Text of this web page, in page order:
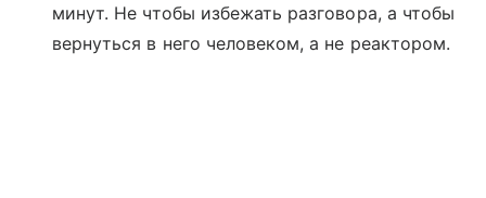
минут. Не чтобы избежать разговора, а чтобы
вернуться в него человеком, а не реактором.